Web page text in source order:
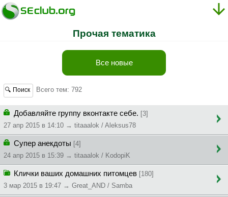
Прочая тематика
Все новые
🔍 Поиск Всего тем: 792
Добавляйте группу вконтакте себе. [3]
27 апр 2015 в 14:10 → titaaalok / Aleksus78
Супер анекдоты [4]
24 апр 2015 в 15:39 → titaaalok / KodopiK
Клички ваших домашних питомцев [180]
3 мар 2015 в 19:47 → Great_AND / Samba